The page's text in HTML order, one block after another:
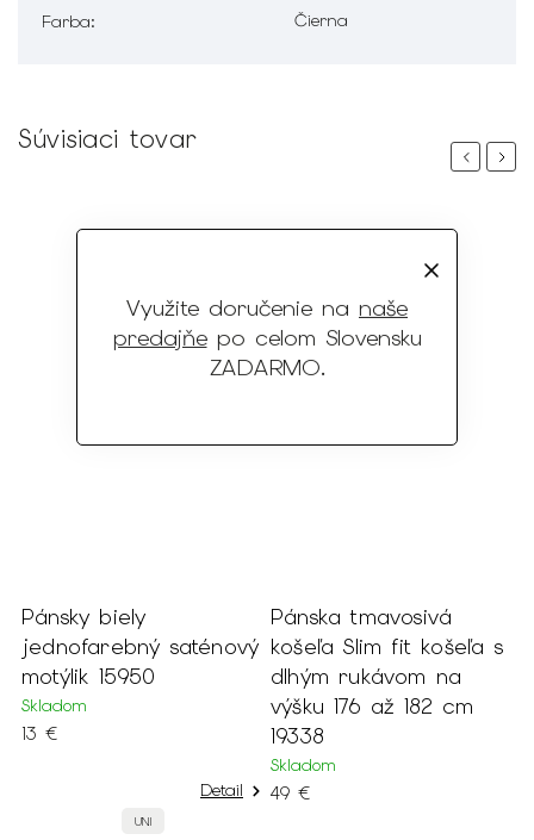
Využite doručenie na naše
predajňepo celom Slovensku
ZADARMO.
Farba: Čierna
Súvisiaci tovar
Previous
Pánsky biely
jednofarebný saténový
motýlik 15950
Skladom
13 €
Detail
UNI
Pánska tmavosivá
košeľa Slim fit košeľa s
dlhým rukávom na
výšku 176 až 182 cm
19338
Skladom
49 €
Next